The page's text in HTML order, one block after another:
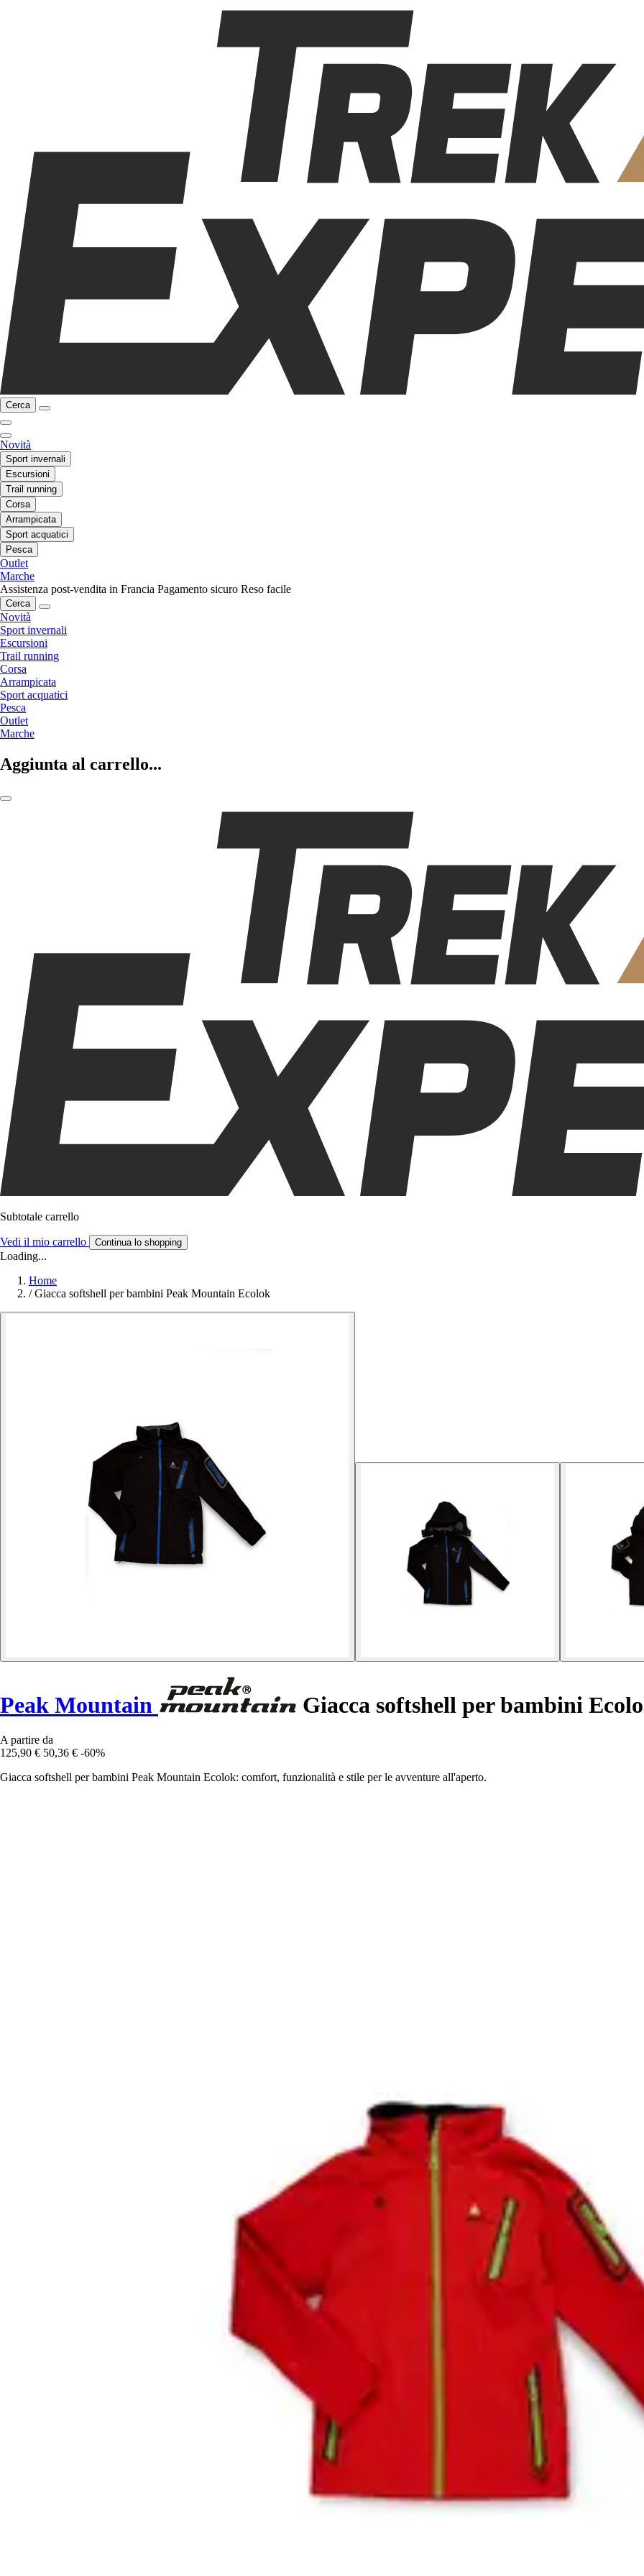
Cerca
Novità
Sport invernali
Escursioni
Trail running
Corsa
Arrampicata
Sport acquatici
Pesca
Outlet
Marche
Assistenza post-vendita in Francia Pagamento sicuro Reso facile
Cerca
Novità
Sport invernali
Escursioni
Trail running
Corsa
Arrampicata
Sport acquatici
Pesca
Outlet
Marche
Aggiunta al carrello...
Subtotale carrello
Vedi il mio carrello Continua lo shopping
Loading...
Home
/ Giacca softshell per bambini Peak Mountain Ecolok
Peak Mountain Giacca softshell per bambini
A partire da
125,90 € 50,36 € -60%
Giacca softshell per bambini Peak Mountain Ecolok: comfort, funzionalità e stile per le avventure all'aperto.